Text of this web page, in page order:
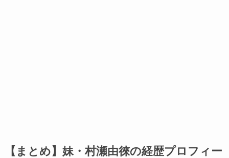
【まとめ】妹・村瀬由徠の経歴プロフィー